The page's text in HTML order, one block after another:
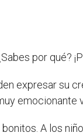
por qué?
expresar su
A los